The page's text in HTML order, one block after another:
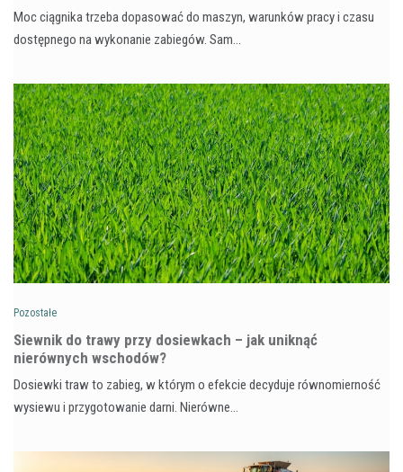
Moc ciągnika trzeba dopasować do maszyn, warunków pracy i czasu
dostępnego na wykonanie zabiegów. Sam…
Pozostałe
Siewnik do trawy przy dosiewkach – jak uniknąć
nierównych wschodów?
Dosiewki traw to zabieg, w którym o efekcie decyduje równomierność
wysiewu i przygotowanie darni. Nierówne…